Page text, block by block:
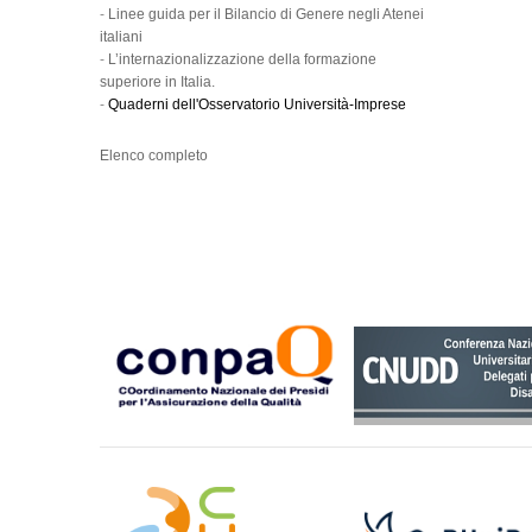
- Linee guida per il Bilancio di Genere negli Atenei
italiani
- L’internazionalizzazione della formazione
superiore in Italia.
- Quaderni dell'Osservatorio Università-Imprese
Elenco completo